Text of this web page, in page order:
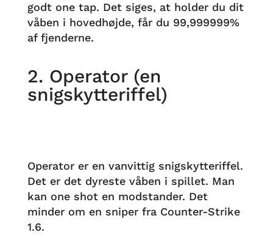
godt one tap. Det siges, at holder du dit
våben i hovedhøjde, får du 99,999999%
af fjenderne.
2. Operator (en
snigskytteriffel)
Operator er en vanvittig snigskytteriffel.
Det er det dyreste våben i spillet. Man
kan one shot en modstander. Det
minder om en sniper fra Counter-Strike
1.6.